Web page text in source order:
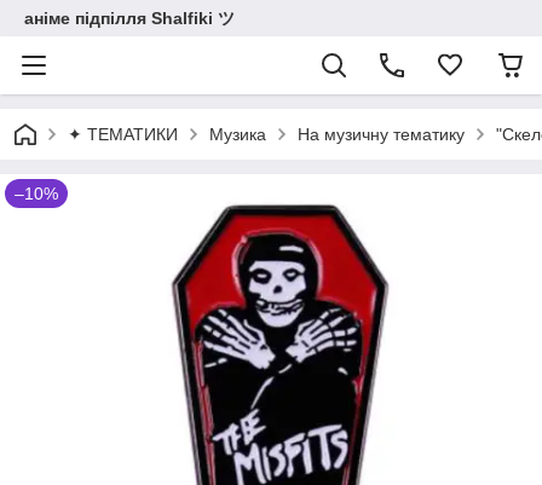
аніме підпілля Shalfiki ツ
✦ ТЕМАТИКИ Музика На музичну тематику
–10%